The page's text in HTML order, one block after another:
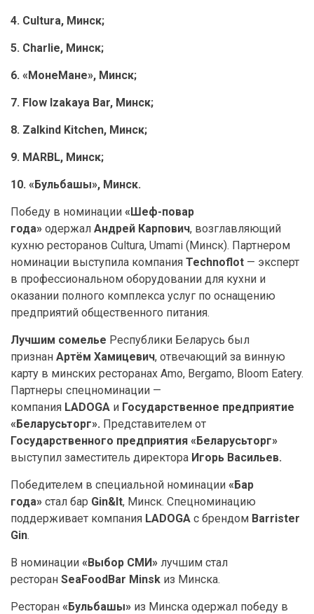
4. Cultura, Минск;
5. Charlie, Минск;
6. «МонеМане», Минск;
7. Flow Izakaya Bar, Минск;
8. Zalkind Kitchen, Минск;
9. MARBL, Минск;
10. «Бульбашы», Минск.
Победу в номинации «Шеф-повар
года» одержал Андрей Карпович, возглавляющий
кухню ресторанов Cultura, Umami (Минск). Партнером
номинации выступила компания Technoflot — эксперт
в профессиональном оборудовании для кухни и
оказании полного комплекса услуг по оснащению
предприятий общественного питания.
Лучшим сомелье Республики Беларусь был
признан Артём Хамицевич, отвечающий за винную
карту в минских ресторанах Amo, Bergamo, Bloom Eatery.
Партнеры спецноминации —
компания LADOGA и Государственное предприятие
«Беларусьторг». Представителем от
Государственного предприятия «Беларусьторг»
выступил заместитель директора Игорь Васильев.
Победителем в специальной номинации «Бар
года» стал бар Gin&It, Минск. Спецноминацию
поддерживает компания LADOGA с брендом Barrister
Gin.
В номинации «Выбор СМИ» лучшим стал
ресторан SeaFoodBar Minsk из Минска.
Ресторан «Бульбашы» из Минска одержал победу в